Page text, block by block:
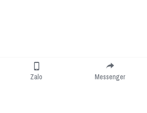
Zalo Messenger